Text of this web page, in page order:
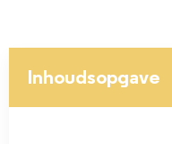
Inhoudsopgave